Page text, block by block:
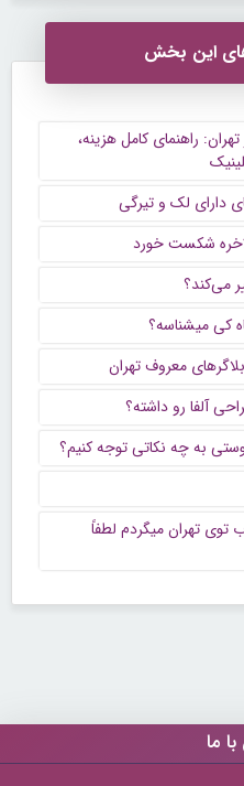
این بخش
راهنمای کامل هزینه،
دارای لک و تیرگی
شکست خورد
کی میشناسه؟
معروف تهران
آلفا رو داشته؟
به چه نکاتی توجه کنیم؟
تهران میگردم لطفاً
ما